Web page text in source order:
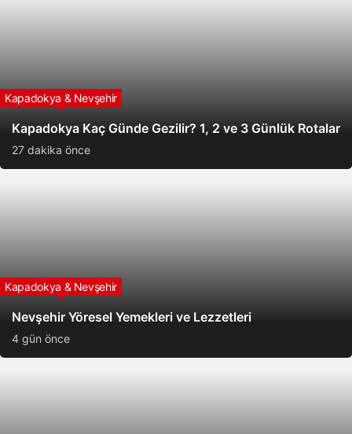
Kapadokya Kaç Günde Gezilir? 1, 2 ve 3 Günlük Rotalar
Kapadokya & Nevşehir
27 dakika önce
Nevşehir Yöresel Yemekleri ve Lezzetleri
Kapadokya & Nevşehir
4 gün önce